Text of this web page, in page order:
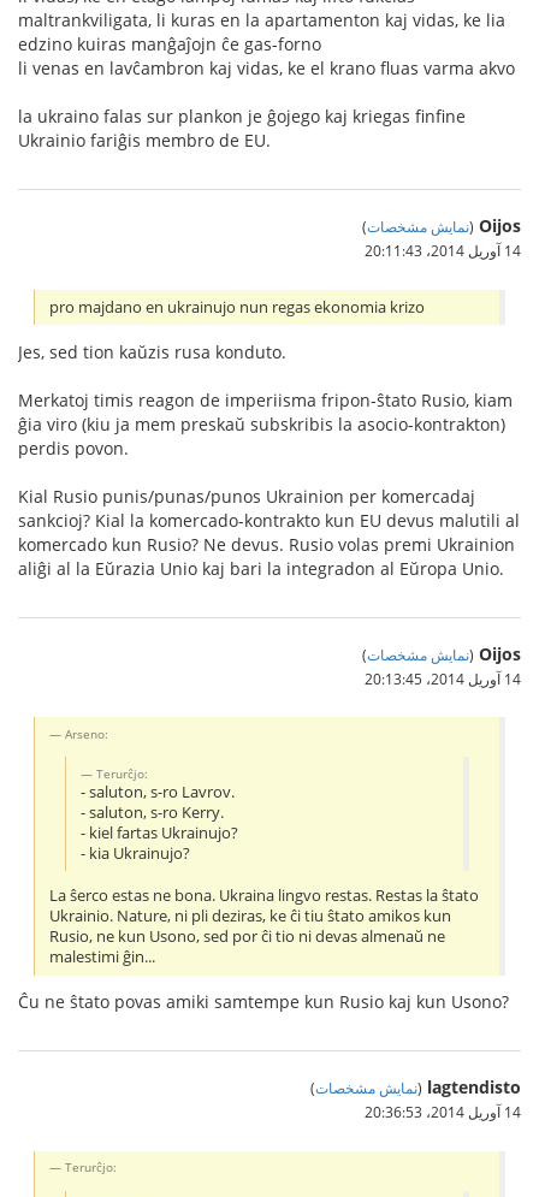
maltrankviligata, li kuras en la apartamenton kaj vidas, ke lia
edzino kuiras manĝaĵojn ĉe gas-forno
li venas en lavĉambron kaj vidas, ke el krano fluas varma akvo
la ukraino falas sur plankon je ĝojego kaj kriegas finfine
Ukrainio fariĝis membro de EU.
Oijos
(نمایش مشخصات)
14 آوریل 2014،‏ 20:11:43
pro majdano en ukrainujo nun regas ekonomia krizo
Jes, sed tion kaŭzis rusa konduto.
Merkatoj timis reagon de imperiisma fripon-ŝtato Rusio, kiam
ĝia viro (kiu ja mem preskaŭ subskribis la asocio-kontrakton)
perdis povon.
Kial Rusio punis/punas/punos Ukrainion per komercadaj
sankcioj? Kial la komercado-kontrakto kun EU devus malutili al
komercado kun Rusio? Ne devus. Rusio volas premi Ukrainion
aliĝi al la Eŭrazia Unio kaj bari la integradon al Eŭropa Unio.
Oijos
(نمایش مشخصات)
14 آوریل 2014،‏ 20:13:45
Arseno:
Terurĉjo:
- saluton, s-ro Lavrov.
- saluton, s-ro Kerry.
- kiel fartas Ukrainujo?
- kia Ukrainujo?
La ŝerco estas ne bona. Ukraina lingvo restas. Restas la ŝtato
Ukrainio. Nature, ni pli deziras, ke ĉi tiu ŝtato amikos kun
Rusio, ne kun Usono, sed por ĉi tio ni devas almenaŭ ne
malestimi ĝin...
Ĉu ne ŝtato povas amiki samtempe kun Rusio kaj kun Usono?
lagtendisto
(نمایش مشخصات)
14 آوریل 2014،‏ 20:36:53
Terurĉjo: